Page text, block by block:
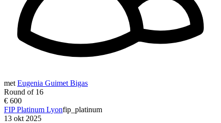
met Eugenia Guimet Bigas
Round of 16
€ 600
FIP Platinum Lyonfip_platinum
13 okt 2025